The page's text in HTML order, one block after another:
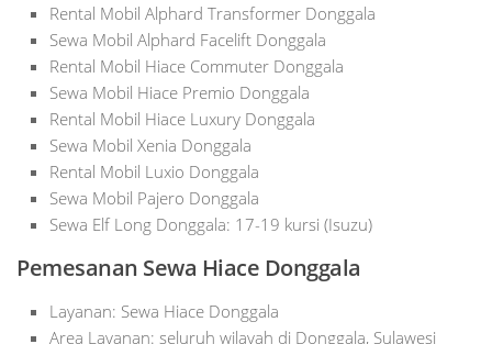
Rental Mobil Alphard Transformer Donggala
Sewa Mobil Alphard Facelift Donggala
Rental Mobil Hiace Commuter Donggala
Sewa Mobil Hiace Premio Donggala
Rental Mobil Hiace Luxury Donggala
Sewa Mobil Xenia Donggala
Rental Mobil Luxio Donggala
Sewa Mobil Pajero Donggala
Sewa Elf Long Donggala: 17-19 kursi (Isuzu)
Pemesanan Sewa Hiace Donggala
Layanan: Sewa Hiace Donggala
Area Layanan: seluruh wilayah di Donggala, Sulawesi